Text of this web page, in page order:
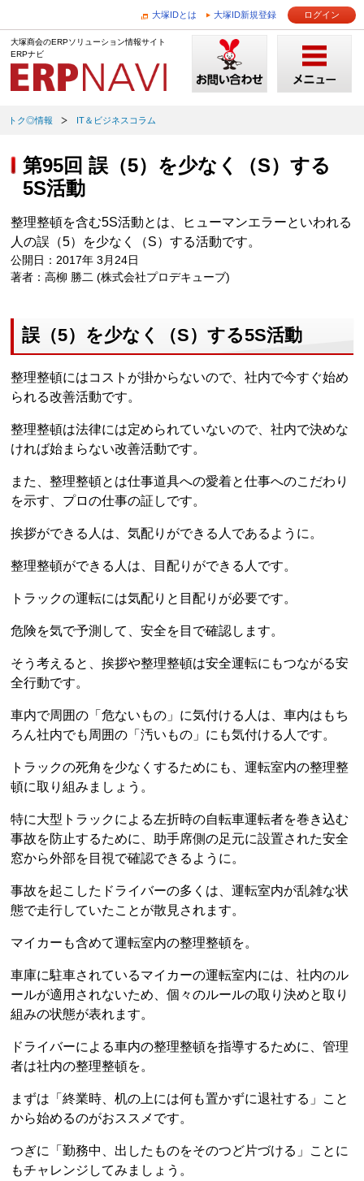
大塚IDとは 大塚ID新規登録 ログイン
大塚商会のERPソリューション情報サイト
ERPナビ
トク◎情報 IT＆ビジネスコラム
第95回 誤（5）を少なく（S）する
5S活動
整理整頓を含む5S活動とは、ヒューマンエラーといわれる
人の誤（5）を少なく（S）する活動です。
公開日：2017年 3月24日
著者：高柳 勝二 (株式会社プロデキューブ)
誤（5）を少なく（S）する5S活動
整理整頓にはコストが掛からないので、社内で今すぐ始め
られる改善活動です。
整理整頓は法律には定められていないので、社内で決めな
ければ始まらない改善活動です。
また、整理整頓とは仕事道具への愛着と仕事へのこだわり
を示す、プロの仕事の証しです。
挨拶ができる人は、気配りができる人であるように。
整理整頓ができる人は、目配りができる人です。
トラックの運転には気配りと目配りが必要です。
危険を気で予測して、安全を目で確認します。
そう考えると、挨拶や整理整頓は安全運転にもつながる安
全行動です。
車内で周囲の「危ないもの」に気付ける人は、車内はもち
ろん社内でも周囲の「汚いもの」にも気付ける人です。
トラックの死角を少なくするためにも、運転室内の整理整
頓に取り組みましょう。
特に大型トラックによる左折時の自転車運転者を巻き込む
事故を防止するために、助手席側の足元に設置された安全
窓から外部を目視で確認できるように。
事故を起こしたドライバーの多くは、運転室内が乱雑な状
態で走行していたことが散見されます。
マイカーも含めて運転室内の整理整頓を。
車庫に駐車されているマイカーの運転室内には、社内のル
ールが適用されないため、個々のルールの取り決めと取り
組みの状態が表れます。
ドライバーによる車内の整理整頓を指導するために、管理
者は社内の整理整頓を。
まずは「終業時、机の上には何も置かずに退社する」こと
から始めるのがおススメです。
つぎに「勤務中、出したものをそのつど片づける」ことに
もチャレンジしてみましょう。